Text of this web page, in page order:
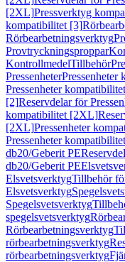
[2XL]Pressverktyg
kompatibilitet [3]
Rörbearbetningsverktyg
Provtryckningsproppar
KontrollmedelTillbehör
PressenheterPressenheter
Pressenheter
[2]Reservdelar för
kompatibilitet [2XL]
[2XL]Pressenheter
Pressenheter
db20/Geberit PE
db20/Geberit PE
ElsvetsverktygTillbehör
Elsvetsverktyg
Spegelsvetsverktyg
spegelsvetsverktyg
Rörbearbetningsverktyg
rörbearbetningsverktyg
rörbearbetningsverktyg